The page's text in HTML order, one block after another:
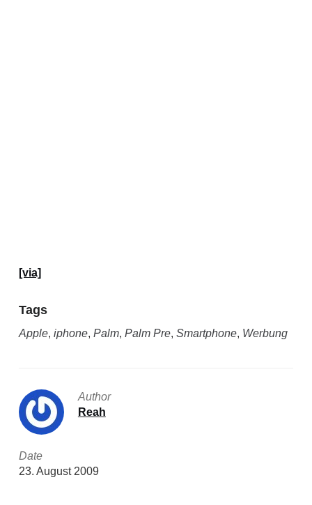
[via]
Tags
Apple, iphone, Palm, Palm Pre, Smartphone, Werbung
Author
Reah
Date
23. August 2009